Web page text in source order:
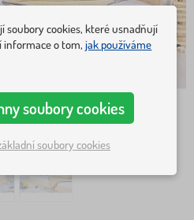
soubory cookies, které usnadňují
informace o tom,jak používáme
soubory cookies
soubory cookies